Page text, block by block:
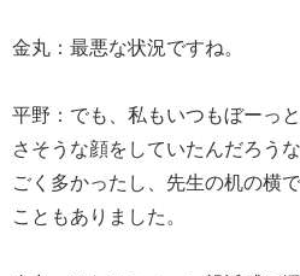
金丸：最悪な状況ですね。
平野：でも、私もいつもぼーっ
さそうな顔をしていたんだろう
ごく多かったし、先生の机の横
こともありました。